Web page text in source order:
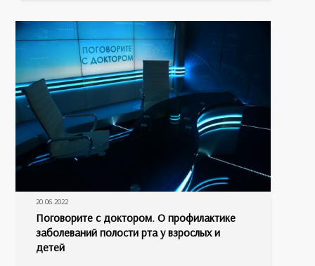
ветеранов войн Наталья Сергеевна Шокурова. С
20.06.2022
Поговорите с доктором. О профилактике
заболеваний полости рта у взрослых и
детей